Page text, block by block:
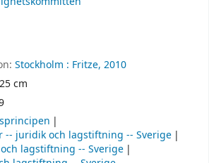
Stockholm : Fritze, 2010
cm
-- juridik och lagstiftning -- Sverige
lagstiftning -- Sverige